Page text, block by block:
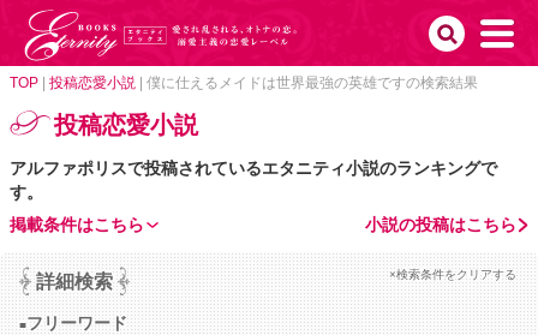
TOP 投稿恋愛小説 僕に仕えるメイドは世界最強の英雄ですの検索結果
投稿恋愛小説
アルファポリスで投稿されているエタニティ小説のランキングで
す。
小説の投稿はこちら
掲載条件はこちら
詳細検索 ×検索条件をクリアする
フリーワード